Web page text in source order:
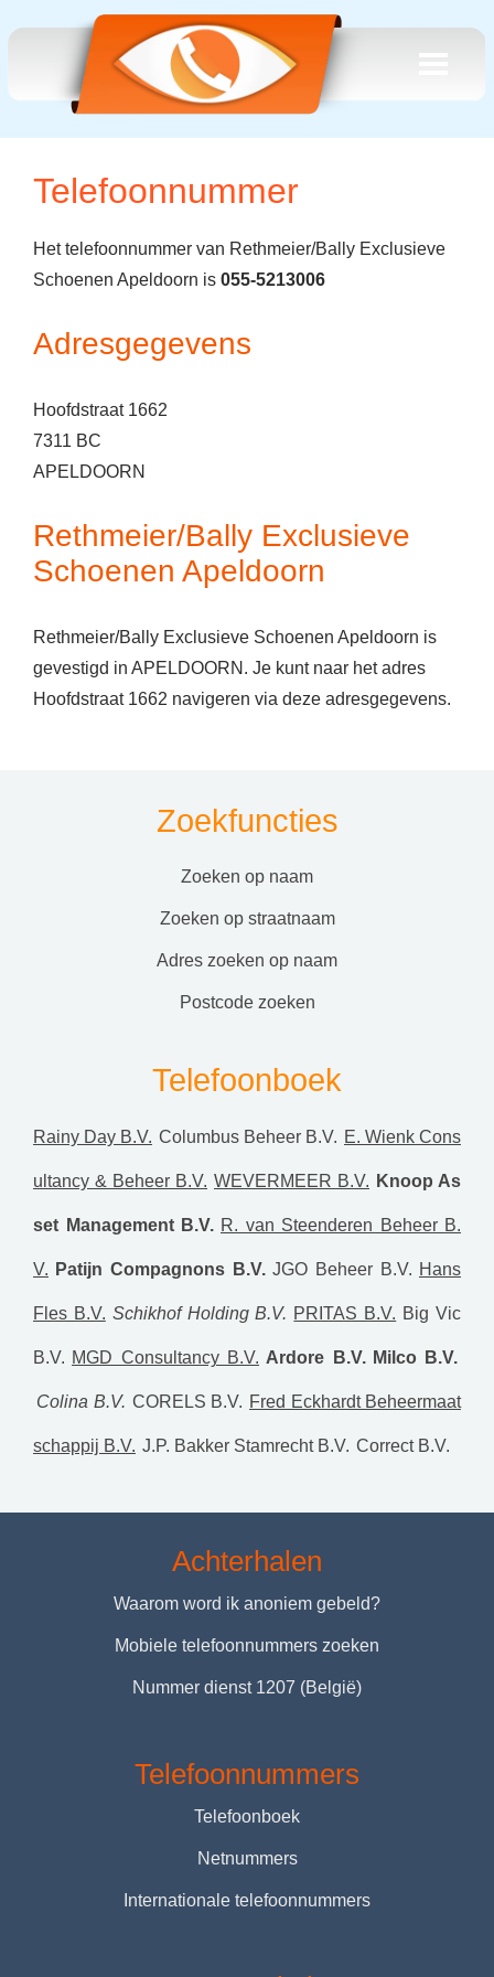
Telefoonnummer
Het telefoonnummer van Rethmeier/Bally Exclusieve
Schoenen Apeldoorn is 055-5213006
Adresgegevens
Hoofdstraat 1662
7311 BC
APELDOORN
Rethmeier/Bally Exclusieve
Schoenen Apeldoorn
Rethmeier/Bally Exclusieve Schoenen Apeldoorn is
gevestigd in APELDOORN. Je kunt naar het adres
Hoofdstraat 1662 navigeren via deze adresgegevens.
Zoekfuncties
zoeken op naam
zoeken op straatnaam
adres zoeken op naam
postcode zoeken
Telefoonboek
Rainy Day B.V. Columbus Beheer B.V. E. Wienk Cons
ultancy & Beheer B.V. WEVERMEER B.V. Knoop As
set Management B.V. R. van Steenderen Beheer B.
V. Patijn Compagnons B.V. JGO Beheer B.V. Hans
Fles B.V. Schikhof Holding B.V. PRITAS B.V. Big Vic
B.V. MGD Consultancy B.V. Ardore B.V. Milco B.V.
Colina B.V. CORELS B.V. Fred Eckhardt Beheermaat
schappij B.V. J.P. Bakker Stamrecht B.V. Correct B.V.
Achterhalen
Waarom word ik anoniem gebeld?
Mobiele telefoonnummers zoeken
Nummer dienst 1207 (België)
Telefoonnummers
Telefoonboek
Netnummers
Internationale telefoonnummers